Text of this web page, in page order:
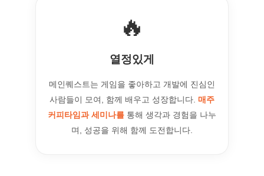
🔥
열정있게
메인퀘스트는 게임을 좋아하고 개발에 진심인
사람들이 모여, 함께 배우고 성장합니다. 매주
커피타임과 세미나를 통해 생각과 경험을 나누
며, 성공을 위해 함께 도전합니다.